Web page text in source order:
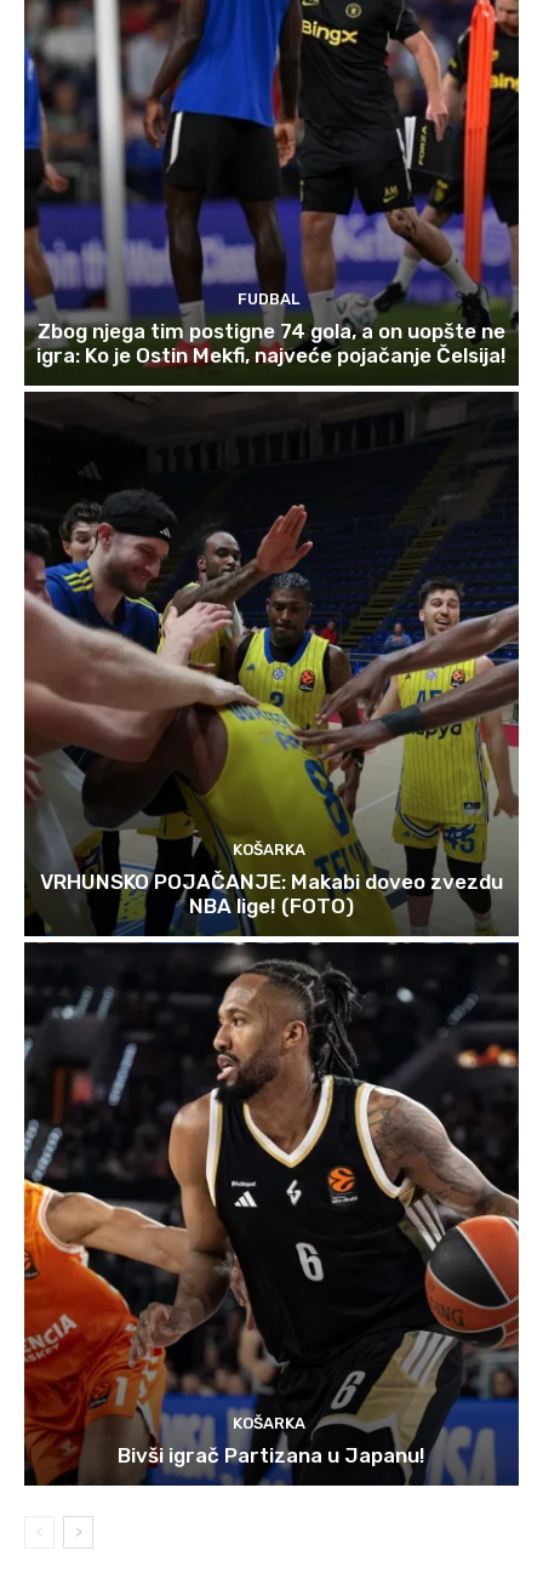
FUDBAL
Zbog njega tim postigne 74 gola, a on uopšte ne
igra: Ko je Ostin Mekfi, najveće pojačanje Čelsija!
KOŠARKA
VRHUNSKO POJAČANJE: Makabi doveo zvezdu
NBA lige! (FOTO)
KOŠARKA
Bivši igrač Partizana u Japanu!